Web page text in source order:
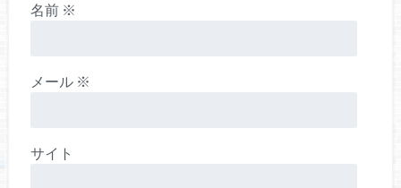
名前 ※
メール ※
サイト